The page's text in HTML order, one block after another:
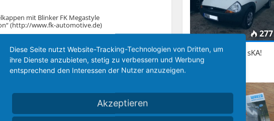
mit Blinker FK Megastyle
(http://www.fk-automotive.de)
im Vergleich zu den bisherigen
Sonntag verlieh dem Fiesta im Jahr 2002
314
277
KA-Fred – this is sKA!
Diese Seite nutzt Website-Tracking-Technologien von Dritten, um
ihre Dienste anzubieten, stetig zu verbessern und Werbung
entsprechend den Interessen der Nutzer anzuzeigen.
Akzeptieren